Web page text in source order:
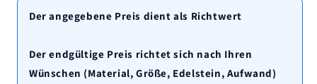
Der angegebene Preis dient als Richtwert
Der endgültige Preis richtet sich nach Ihren
Wünschen (Material, Größe, Edelstein, Aufwand)